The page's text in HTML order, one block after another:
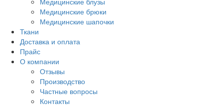
Медицинские брюки
Медицинские шапочки
Ткани
Доставка и оплата
Прайс
О компании
Отзывы
Производство
Частные вопросы
Контакты